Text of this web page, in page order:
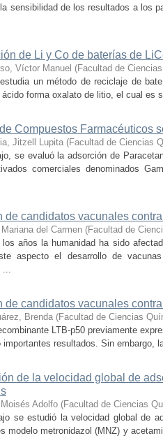
sensibilidad de los resultados a los
de Li y Co de baterías de
Víctor Manuel (Facultad de
un método de reciclaje de
forma oxalato de litio, el cual es
Compuestos Farmacéuticos
Jitzell Lupita (Facultad de Ciencias
se evaluó la adsorción de
comerciales denominados
de candidatos vacunales
del Carmen (Facultad de
años la humanidad ha sido
aspecto el desarrollo de
...
de candidatos vacunales
Brenda (Facultad de Ciencias
LTB-p50 previamente
importantes resultados. Sin embargo,
de la velocidad global de
Adolfo (Facultad de Ciencias
se estudió la velocidad global de
modelo metronidazol (MNZ) y